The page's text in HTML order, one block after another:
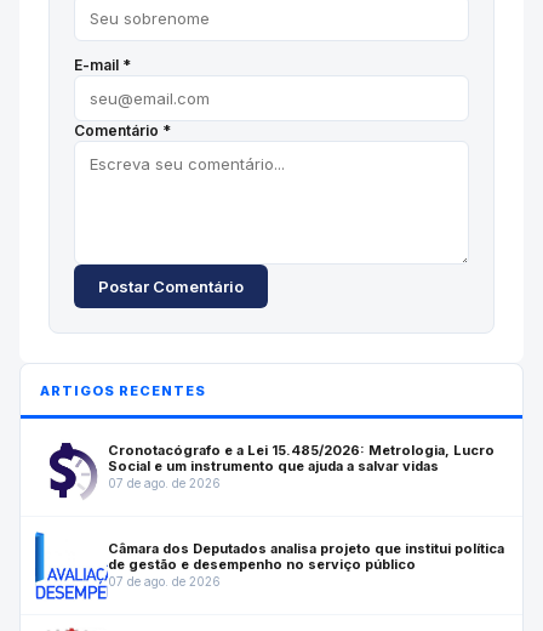
E-mail *
Comentário *
Postar Comentário
ARTIGOS RECENTES
Cronotacógrafo e a Lei 15.485/2026: Metrologia, Lucro
Social e um instrumento que ajuda a salvar vidas
07 de ago. de 2026
Câmara dos Deputados analisa projeto que institui política
de gestão e desempenho no serviço público
07 de ago. de 2026